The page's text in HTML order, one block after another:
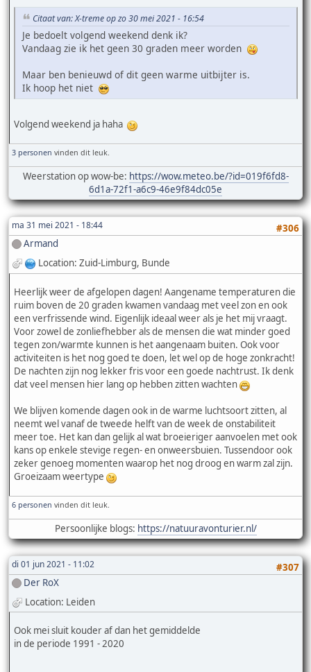
Citaat van: X-treme op zo 30 mei 2021 - 16:54
Je bedoelt volgend weekend denk ik?
Vandaag zie ik het geen 30 graden meer worden
Maar ben benieuwd of dit geen warme uitbijter is.
Ik hoop het niet
Volgend weekend ja haha
3 personen vinden dit leuk.
Weerstation op wow-be: https://wow.meteo.be/?id=019f6fd8-
6d1a-72f1-a6c9-46e9f84dc05e
ma 31 mei 2021 - 18:44
#306
Armand
Location: Zuid-Limburg, Bunde
Heerlijk weer de afgelopen dagen! Aangename temperaturen die
ruim boven de 20 graden kwamen vandaag met veel zon en ook
een verfrissende wind. Eigenlijk ideaal weer als je het mij vraagt.
Voor zowel de zonliefhebber als de mensen die wat minder goed
tegen zon/warmte kunnen is het aangenaam buiten. Ook voor
activiteiten is het nog goed te doen, let wel op de hoge zonkracht!
De nachten zijn nog lekker fris voor een goede nachtrust. Ik denk
dat veel mensen hier lang op hebben zitten wachten
We blijven komende dagen ook in de warme luchtsoort zitten, al
neemt wel vanaf de tweede helft van de week de onstabiliteit
meer toe. Het kan dan gelijk al wat broeieriger aanvoelen met ook
kans op enkele stevige regen- en onweersbuien. Tussendoor ook
zeker genoeg momenten waarop het nog droog en warm zal zijn.
Groeizaam weertype
6 personen vinden dit leuk.
Persoonlijke blogs: https://natuuravonturier.nl/
di 01 jun 2021 - 11:02
#307
Der RoX
Location: Leiden
Ook mei sluit kouder af dan het gemiddelde
in de periode 1991 - 2020